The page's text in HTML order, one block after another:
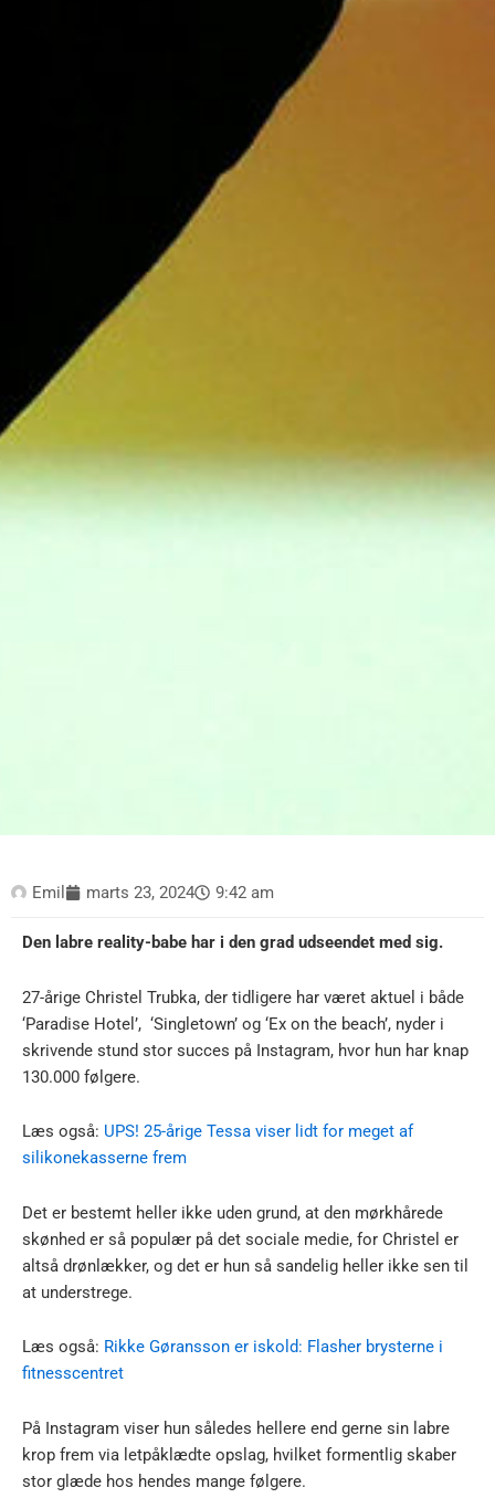
Emil marts 23, 2024 9:42 am
Den labre reality-babe har i den grad udseendet med sig.
27-årige Christel Trubka, der tidligere har været aktuel i både
‘Paradise Hotel’, ‘Singletown’ og ‘Ex on the beach’, nyder i
skrivende stund stor succes på Instagram, hvor hun har knap
130.000 følgere.
Læs også: UPS! 25-årige Tessa viser lidt for meget af
silikonekasserne frem
Det er bestemt heller ikke uden grund, at den mørkhårede
skønhed er så populær på det sociale medie, for Christel er
altså drønlækker, og det er hun så sandelig heller ikke sen til
at understrege.
Læs også: Rikke Gøransson er iskold: Flasher brysterne i
fitnesscentret
På Instagram viser hun således hellere end gerne sin labre
krop frem via letpåklædte opslag, hvilket formentlig skaber
stor glæde hos hendes mange følgere.